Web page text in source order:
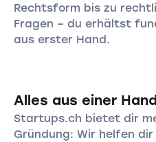
Rechtsform bis zu
Fragen – du erhältst
aus erster Hand.
Alles aus einer
Startups.ch bietet dir
Gründung: Wir helfen